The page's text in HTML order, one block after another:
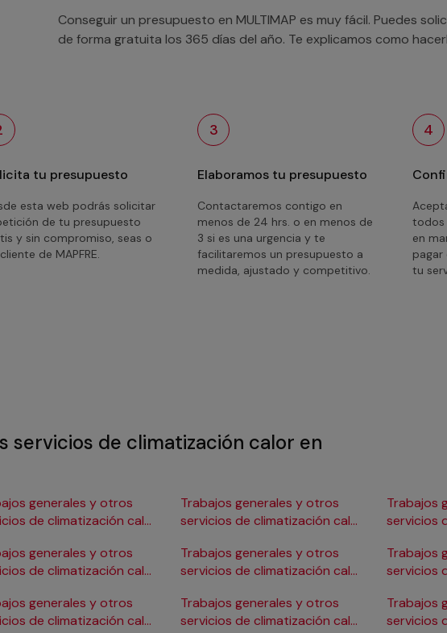
Conseguir un presupuesto en MULTIMAP es muy fácil. Puedes
de forma gratuita los 365 días del año. Te explicamos como
tu presupuesto
esta web podrás solicitar
de tu presupuesto
y sin compromiso, seas o
de MAPFRE.
3
Elaboramos tu presupuesto
Contactaremos contigo en
menos de 24 hrs. o en menos de
3 si es una urgencia y te
facilitaremos un presupuesto a
medida, ajustado y competitivo.
4
todos
en
pagar
tu
servicios de climatización calor en
generales y otros
de climatización calor
generales y otros
de climatización calor
generales y otros
de climatización calor
Trabajos generales y otros
servicios de climatización calor
Trabajos generales y otros
servicios de climatización calor
Trabajos generales y otros
servicios de climatización calor
Trabajos
servicios
Trabajos
servicios
Trabajos
servicios